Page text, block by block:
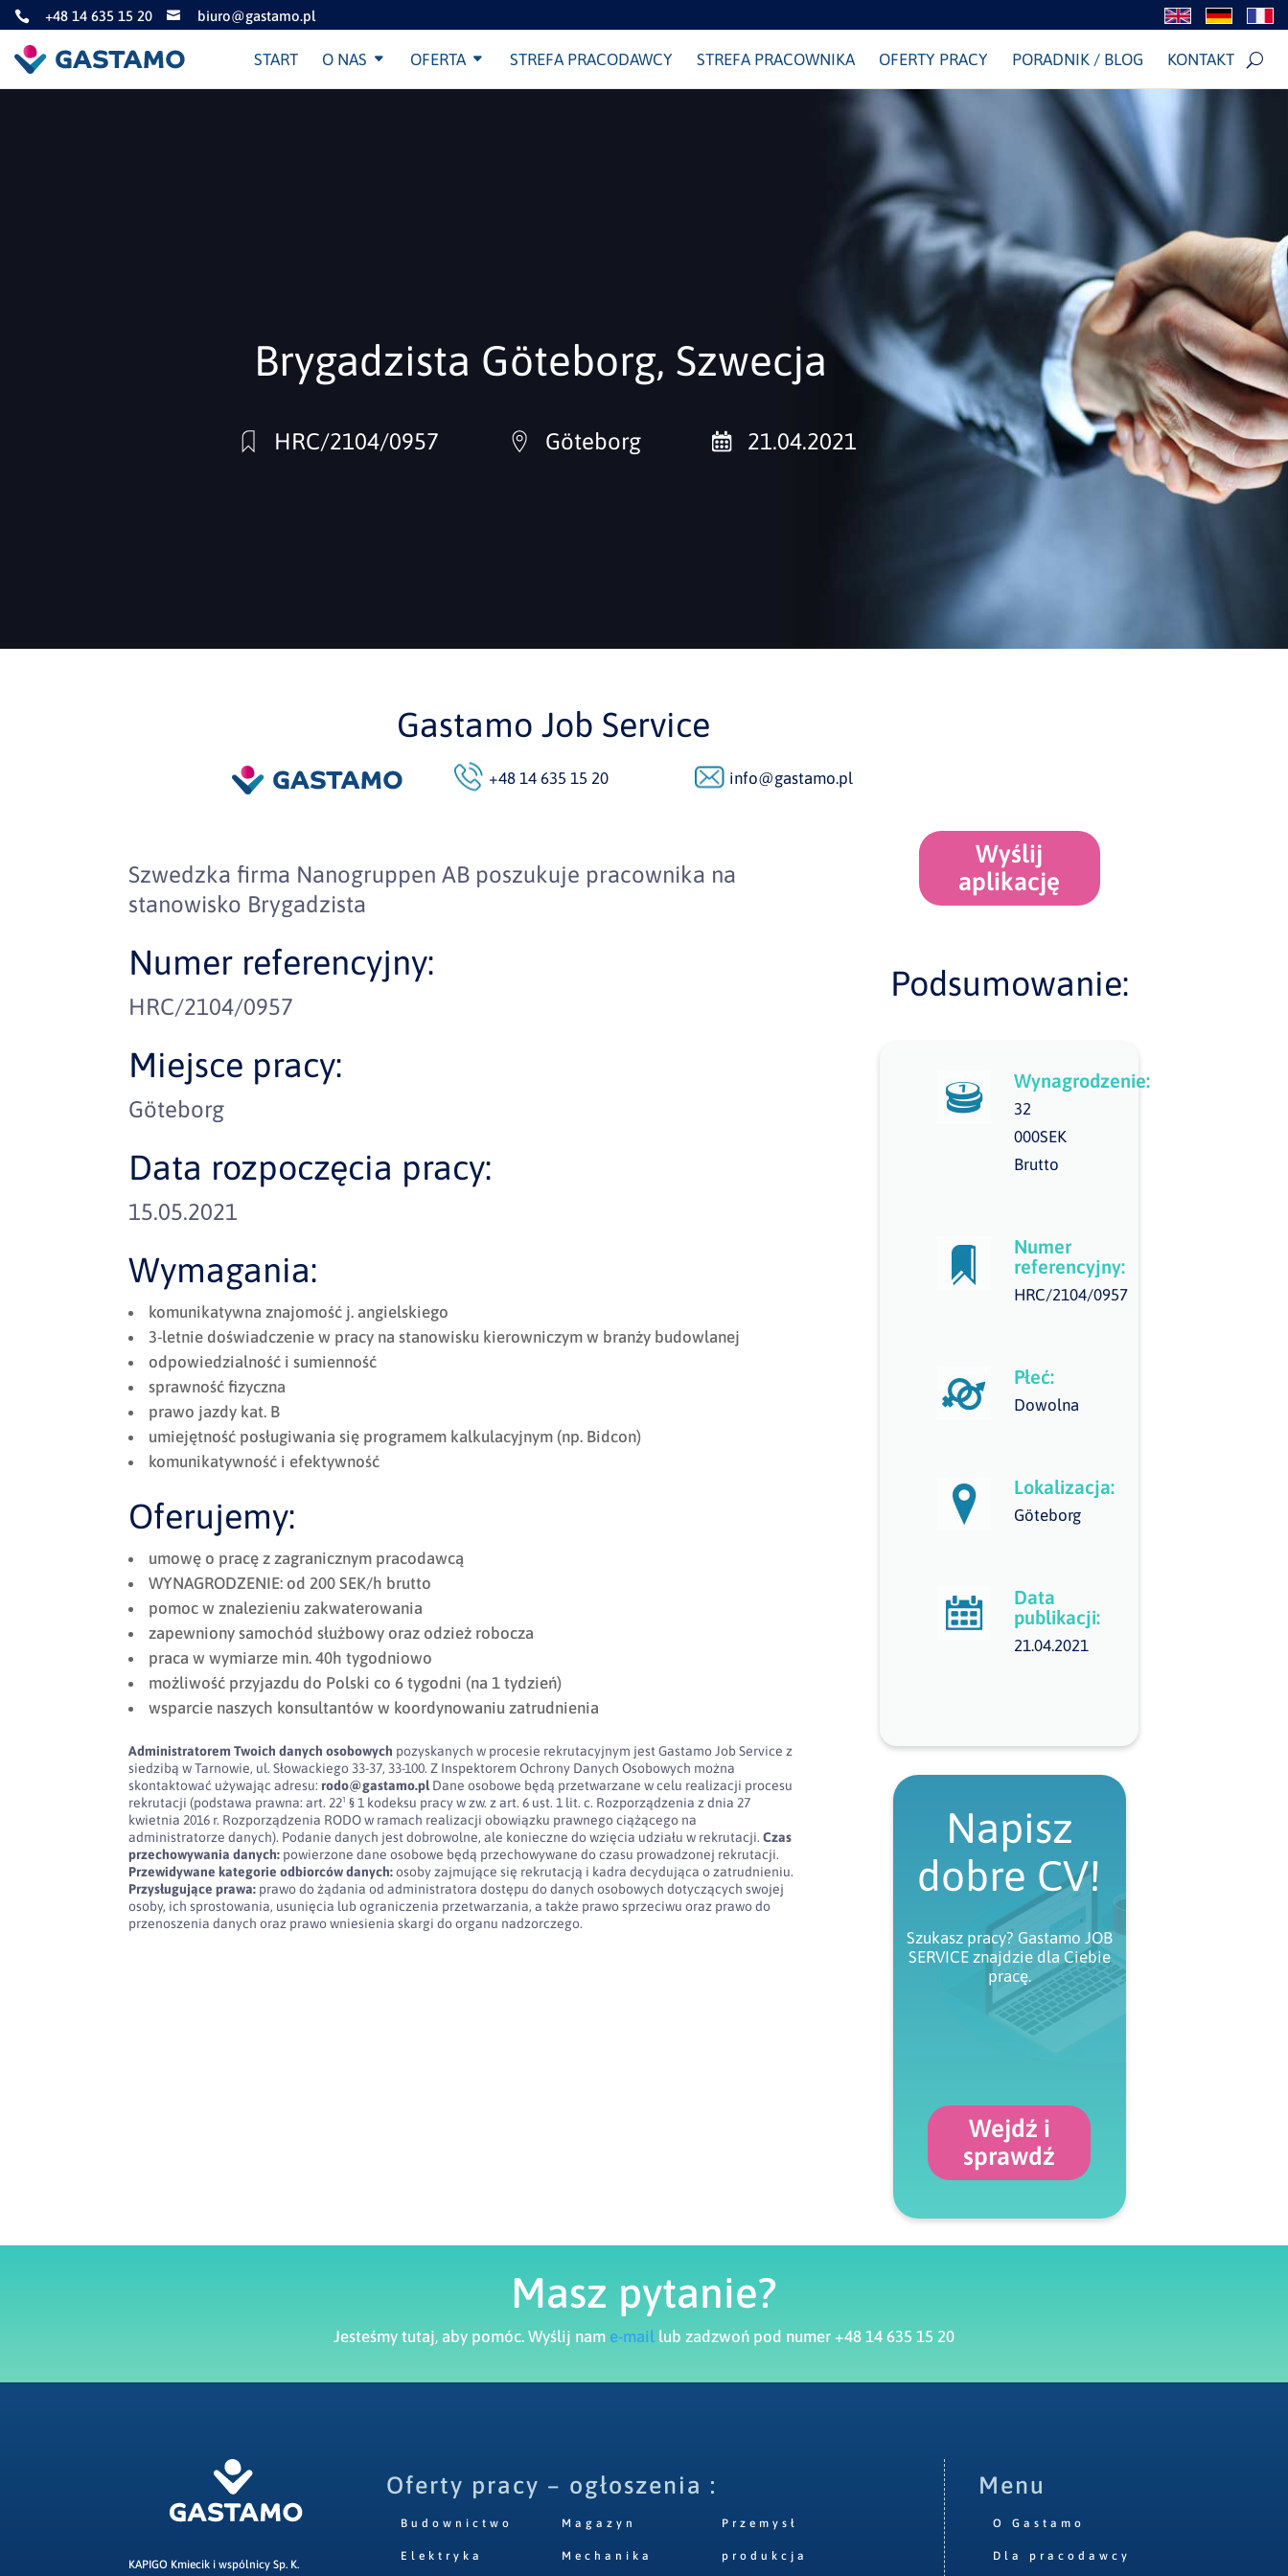
 +48 14 635 15 20  biuro@gastamo.pl
START O NAS OFERTA STREFA PRACODAWCY STREFA PRACOWNIKA OFERTY PRACY PORADNIK / BLOG KONTAKT
Brygadzista Göteborg, Szwecja
HRC/2104/0957 Göteborg 21.04.2021
Gastamo Job Service
+48 14 635 15 20 info@gastamo.pl
Szwedzka firma Nanogruppen AB poszukuje pracownika na
stanowisko Brygadzista
Numer referencyjny:
HRC/2104/0957
Miejsce pracy:
Göteborg
Data rozpoczęcia pracy:
15.05.2021
Wymagania:
komunikatywna znajomość j. angielskiego
3-letnie doświadczenie w pracy na stanowisku kierowniczym w branży budowlanej
odpowiedzialność i sumienność
sprawność fizyczna
prawo jazdy kat. B
umiejętność posługiwania się programem kalkulacyjnym (np. Bidcon)
komunikatywność i efektywność
Oferujemy:
umowę o pracę z zagranicznym pracodawcą
WYNAGRODZENIE: od 200 SEK/h brutto
pomoc w znalezieniu zakwaterowania
zapewniony samochód służbowy oraz odzież robocza
praca w wymiarze min. 40h tygodniowo
możliwość przyjazdu do Polski co 6 tygodni (na 1 tydzień)
wsparcie naszych konsultantów w koordynowaniu zatrudnienia
Administratorem Twoich danych osobowych pozyskanych w procesie rekrutacyjnym jest Gastamo Job Service z
siedzibą w Tarnowie, ul. Słowackiego 33-37, 33-100. Z Inspektorem Ochrony Danych Osobowych można
skontaktować używając adresu:rodo@gastamo.plDane osobowe będą przetwarzane w celu realizacji procesu
rekrutacji (podstawa prawna: art. 22¹ § 1 kodeksu pracy w zw. z art. 6 ust. 1 lit. c. Rozporządzenia z dnia 27
kwietnia 2016 r. Rozporządzenia RODO w ramach realizacji obowiązku prawnego ciążącego na
administratorze danych). Podanie danych jest dobrowolne, ale konieczne do wzięcia udziału w rekrutacji.Czas
przechowywania danych: powierzone dane osobowe będą przechowywane do czasu prowadzonej rekrutacji.
Przewidywane kategorie odbiorców danych:osoby zajmujące się rekrutacją i kadra decydująca o zatrudnieniu.
Przysługujące prawa: prawo do żądania od administratora dostępu do danych osobowych dotyczących swojej
osoby, ich sprostowania, usunięcia lub ograniczenia przetwarzania, a także prawo sprzeciwu oraz prawo do
przenoszenia danych oraz prawo wniesienia skargi do organu nadzorczego.
Wyślij
aplikację
Podsumowanie:
Wynagrodzenie:
32
000SEK
Brutto
Numer
referencyjny:
HRC/2104/0957
Płeć:
Dowolna
Lokalizacja:
Göteborg
Data
publikacji:
21.04.2021
Napisz
dobre CV!
Szukasz pracy? Gastamo JOB
SERVICE znajdzie dla Ciebie
pracę.
Wejdź i
sprawdź
Masz pytanie?
Jesteśmy tutaj, aby pomóc. Wyślij nam e-mail lub zadzwoń pod numer +48 14 635 15 20
KAPIGO Kmiecik i wspólnicy Sp. K.
Oferty pracy – ogłoszenia :
Budownictwo
Elektryka
Magazyn
Mechanika
Przemysł
produkcja
Menu
O Gastamo
Dla pracodawcy